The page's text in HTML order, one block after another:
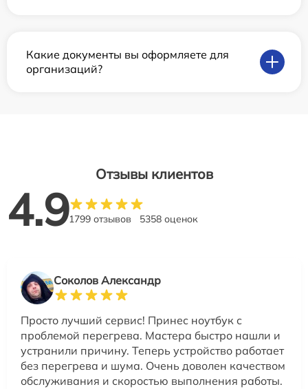
Какие документы вы оформляете для
организаций?
Отзывы клиентов
4.91799 отзывов 5358 оценок
Соколов Александр
Просто лучший сервис! Принес ноутбук с
проблемой перегрева. Мастера быстро нашли и
устранили причину. Теперь устройство работает
без перегрева и шума. Очень доволен качеством
обслуживания и скоростью выполнения работы.